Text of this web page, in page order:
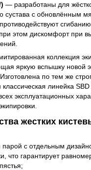
— разработаны для
сустава с обновлённым
сгибанию
этом дискомфорт при
коллекция
яркую вспышку новой
по тем же
классическая линейка
эксплуатационных
жестких
парой с отдельным
что гарантирует